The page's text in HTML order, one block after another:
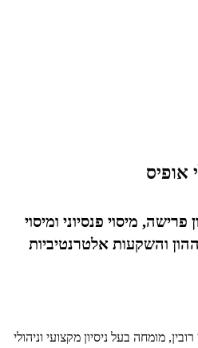
אופיס
פרישה, מיסוי פנסיוני ומיסוי
והשקעות אלטרנטיביות
מומחה בעל ניסיון מקצועי וניהולי